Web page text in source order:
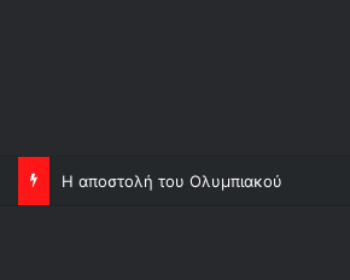
Η αποστολή του Ολυμπιακού